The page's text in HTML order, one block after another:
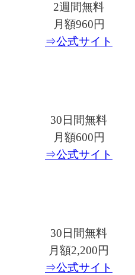
2週間無料
月額960円
⇒公式サイト
30日間無料
月額600円
⇒公式サイト
30日間無料
月額2,200円
⇒公式サイト